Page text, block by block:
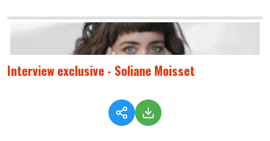
Interview exclusive - Soliane Moisset